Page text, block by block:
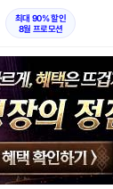
최대 90% 할인
8월 프로모션